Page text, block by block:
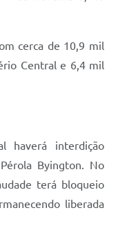
cerca de 10,9 mil
Central e 6,4 mil
haverá interdição
Byington. No
terá bloqueio
liberada